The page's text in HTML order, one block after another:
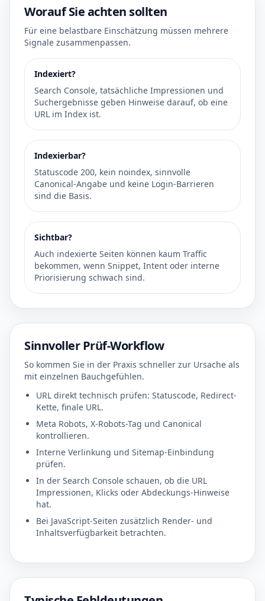
Worauf Sie achten sollten
Für eine belastbare Einschätzung müssen mehrere
Signale zusammenpassen.
Indexiert?
Search Console, tatsächliche Impressionen und
Suchergebnisse geben Hinweise darauf, ob eine
URL im Index ist.
Indexierbar?
Statuscode 200, kein noindex, sinnvolle
Canonical-Angabe und keine Login-Barrieren
sind die Basis.
Sichtbar?
Auch indexierte Seiten können kaum Traffic
bekommen, wenn Snippet, Intent oder interne
Priorisierung schwach sind.
Sinnvoller Prüf-Workflow
So kommen Sie in der Praxis schneller zur Ursache als
mit einzelnen Bauchgefühlen.
URL direkt technisch prüfen: Statuscode, Redirect-
Kette, finale URL.
Meta Robots, X-Robots-Tag und Canonical
kontrollieren.
Interne Verlinkung und Sitemap-Einbindung
prüfen.
In der Search Console schauen, ob die URL
Impressionen, Klicks oder Abdeckungs-Hinweise
hat.
Bei JavaScript-Seiten zusätzlich Render- und
Inhaltsverfügbarkeit betrachten.